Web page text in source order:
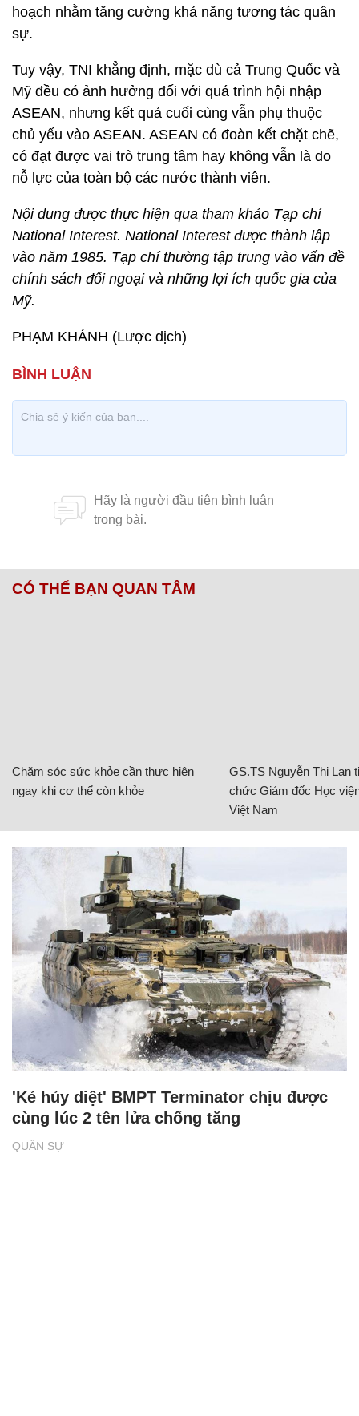
hoạch nhằm tăng cường khả năng tương tác quân
sự.
Tuy vậy, TNI khẳng định, mặc dù cả Trung Quốc và
Mỹ đều có ảnh hưởng đối với quá trình hội nhập
ASEAN, nhưng kết quả cuối cùng vẫn phụ thuộc
chủ yếu vào ASEAN. ASEAN có đoàn kết chặt chẽ,
có đạt được vai trò trung tâm hay không vẫn là do
nỗ lực của toàn bộ các nước thành viên.
Nội dung được thực hiện qua tham khảo Tạp chí
National Interest. National Interest được thành lập
vào năm 1985. Tạp chí thường tập trung vào vấn đề
chính sách đối ngoại và những lợi ích quốc gia của
Mỹ.
PHẠM KHÁNH (Lược dịch)
CÓ THỂ BẠN QUAN TÂM
Chăm sóc sức khỏe cần thực hiện
ngay khi cơ thể còn khỏe
GS.TS Nguyễn Thị Lan
chức Giám đốc Học
Việt Nam
QUÂN SỰ
'Kẻ hủy diệt' BMPT Terminator chịu được
cùng lúc 2 tên lửa chống tăng